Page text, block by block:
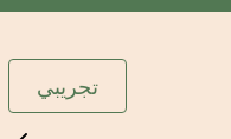
تجريبي